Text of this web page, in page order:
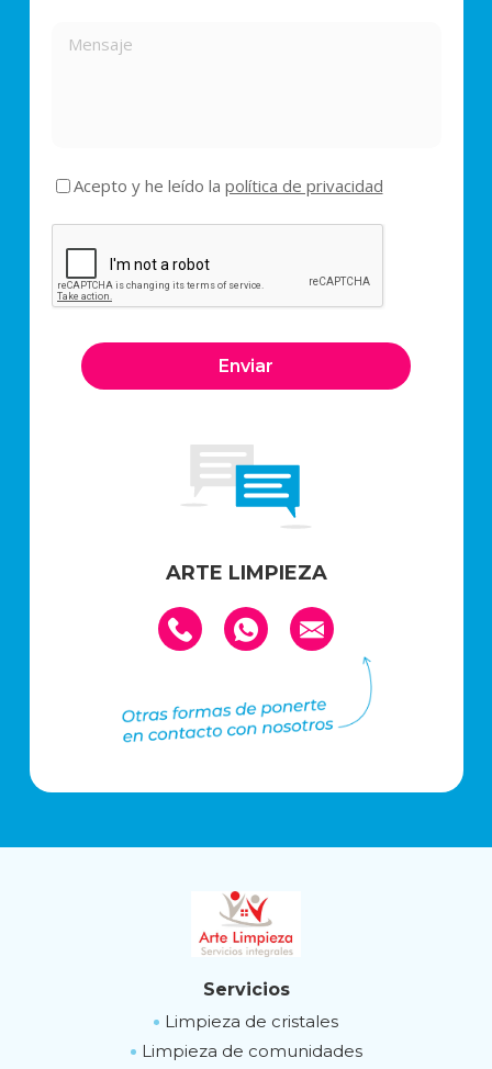
Acepto y he leído la política de privacidad
ARTE LIMPIEZA
Servicios
Limpieza de cristales
Limpieza de comunidades